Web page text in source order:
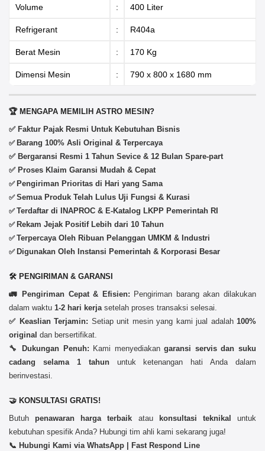
Volume : 400 Liter
Refrigerant : R404a
Berat Mesin : 170 Kg
Dimensi Mesin : 790 x 800 x 1680 mm
🏆 MENGAPA MEMILIH ASTRO MESIN?
✅ Faktur Pajak Resmi Untuk Kebutuhan Bisnis
✅ Barang 100% Asli Original & Terpercaya
✅ Bergaransi Resmi 1 Tahun Sevice & 12 Bulan Spare-part
✅ Proses Klaim Garansi Mudah & Cepat
✅ Pengiriman Prioritas di Hari yang Sama
✅Semua Produk Telah Lulus Uji Fungsi & Kurasi
✅Terdaftar di INAPROC & E-Katalog LKPP Pemerintah RI
✅ Rekam Jejak Positif Lebih dari 10 Tahun
✅Terpercaya Oleh Ribuan Pelanggan UMKM & Industri
✅ Digunakan Oleh Instansi Pemerintah & Korporasi Besar
🛠️ PENGIRIMAN & GARANSI
🚛 Pengiriman Cepat & Efisien: Pengiriman barang akan dilakukan
dalam waktu 1-2 hari kerja setelah proses transaksi selesai.
✅ Keaslian Terjamin: Setiap unit mesin yang kami jual adalah 100%
original dan bersertifikat.
🔧 Dukungan Penuh: Kami menyediakangaransi servis dan suku
cadang selama 1 tahununtuk ketenangan hati Anda dalam
berinvestasi.
🤝 KONSULTASI GRATIS!
Butuh penawaran harga terbaik atau konsultasi teknikal
untuk
kebutuhan spesifik Anda? Hubungi tim ahli kami sekarang juga!
📞 Hubungi Kami via WhatsApp | Fast Respond Line